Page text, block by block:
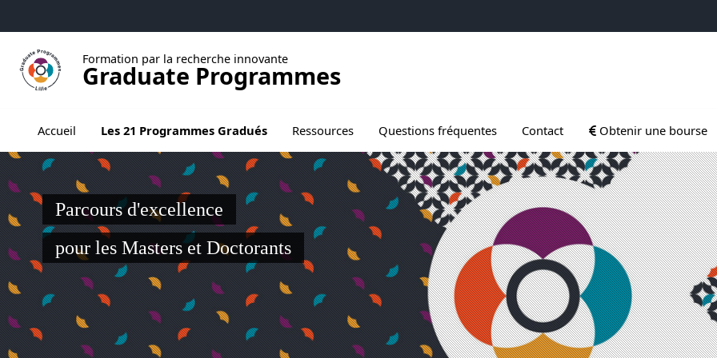
Formation par la recherche innovante
Graduate Programmes
Accueil Les 21 Programmes Gradués Ressources Questions fréquentes Contact Obtenir une bourse
Parcours d'excellence
pour les Masters et Doctorants